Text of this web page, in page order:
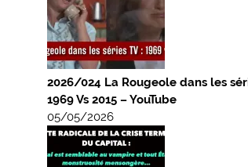
2026/024 La Rougeole dans les
1969 Vs 2015 – YouTube
05/05/2026